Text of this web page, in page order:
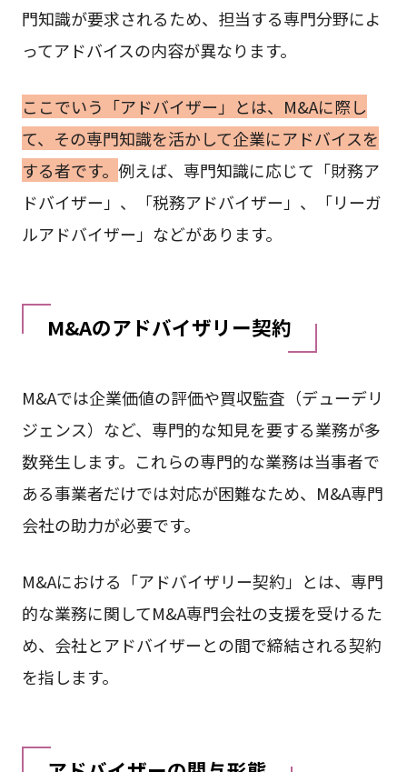
門知識が要求されるため、担当する専門分野によ
ってアドバイスの内容が異なります。
ここでいう「アドバイザー」とは、M&Aに際し
て、その専門知識を活かして企業にアドバイスを
する者です。 例えば、専門知識に応じて「財務ア
ドバイザー」、「税務アドバイザー」、「リーガ
ルアドバイザー」などがあります。
M&Aのアドバイザリー契約
M&Aでは企業価値の評価や買収監査（デューデリ
ジェンス）など、専門的な知見を要する業務が多
数発生します。これらの専門的な業務は当事者で
ある事業者だけでは対応が困難なため、M&A専門
会社の助力が必要です。
M&Aにおける「アドバイザリー契約」とは、専門
的な業務に関してM&A専門会社の支援を受けるた
め、会社とアドバイザーとの間で締結される契約
を指します。